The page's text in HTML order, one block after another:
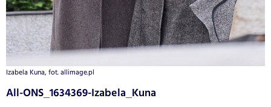
Izabela Kuna, fot. allimage.pl
All-ONS_1634369-Izabela_Kuna